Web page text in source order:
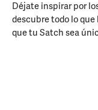
Déjate inspirar por
descubre todo lo que
que tu Satch sea